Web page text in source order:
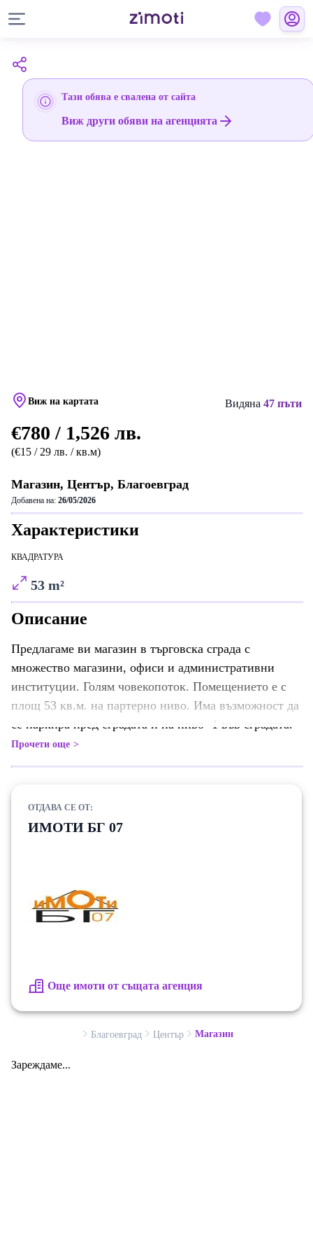
Тази обява е свалена от сайта
Виж други обяви на агенцията
Виж на картата Видяна 47 пъти
€780 / 1,526 лв.
(€15 / 29 лв. / кв.м)
Магазин, Център, Благоевград
Добавена на: 26/05/2026
Характеристики
КВАДРАТУРА
53 m²
Описание
Предлагаме ви магазин в търговска сграда с
множество магазини, офиси и административни
институции. Голям човекопоток. Помещението е с
площ 53 кв.м. на партерно ниво. Има възможност да
се паркира пред сградата и на ниво -1 във сградата.
Прочети още
ОТДАВА СЕ ОТ:
ИМОТИ БГ 07
Още имоти от същата агенция
Благоевград Център Магазин
Зареждаме...